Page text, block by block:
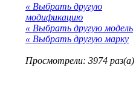
« Выбрать другую
модификацию
« Выбрать другую модель
« Выбрать другую марку
Просмотрели: 3974 раз(а)